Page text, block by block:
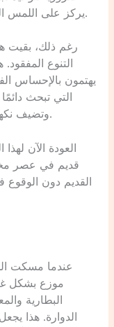
يركز على اللمس المباشر بدلاً من الأزرار الفيزيائية المعقدة.
رغم ذلك، بقيت
التنوع
يهتمون بالإحساس
التي تبحث
وتضيف نكهة خاصة لاستخدامها اليومي الممل أحيانًا.
العودة الآن
قديم في عصر
عندما مسكت
موزع بشكل
البطارية
الدوارة. هذا